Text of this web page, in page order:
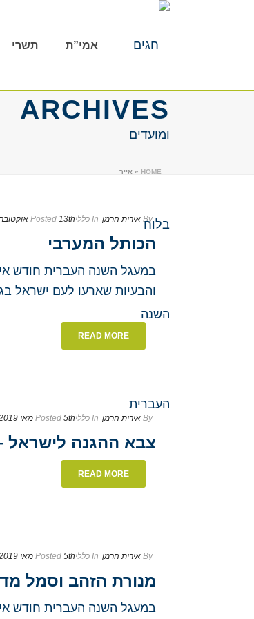
אמי”ת תשרי
ARCHIVES
HOME
» אייר
By אירית הרמן In כללי Posted 13th אוקטובר 2020
הכותל המערבי
במעגל השנה העברית חודש
והבעיות שארעו לעם ישראל
READ MORE
By אירית הרמן In כללי Posted 5th מאי 2019
צבא ההגנה לישראל
READ MORE
By אירית הרמן In כללי Posted 5th מאי 2019
מנורת הזהב וסמל
במעגל השנה העברית